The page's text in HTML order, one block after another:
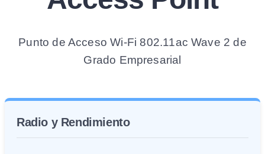
Punto de Acceso Wi-Fi 802.11ac Wave 2 de
Grado Empresarial
Radio y Rendimiento